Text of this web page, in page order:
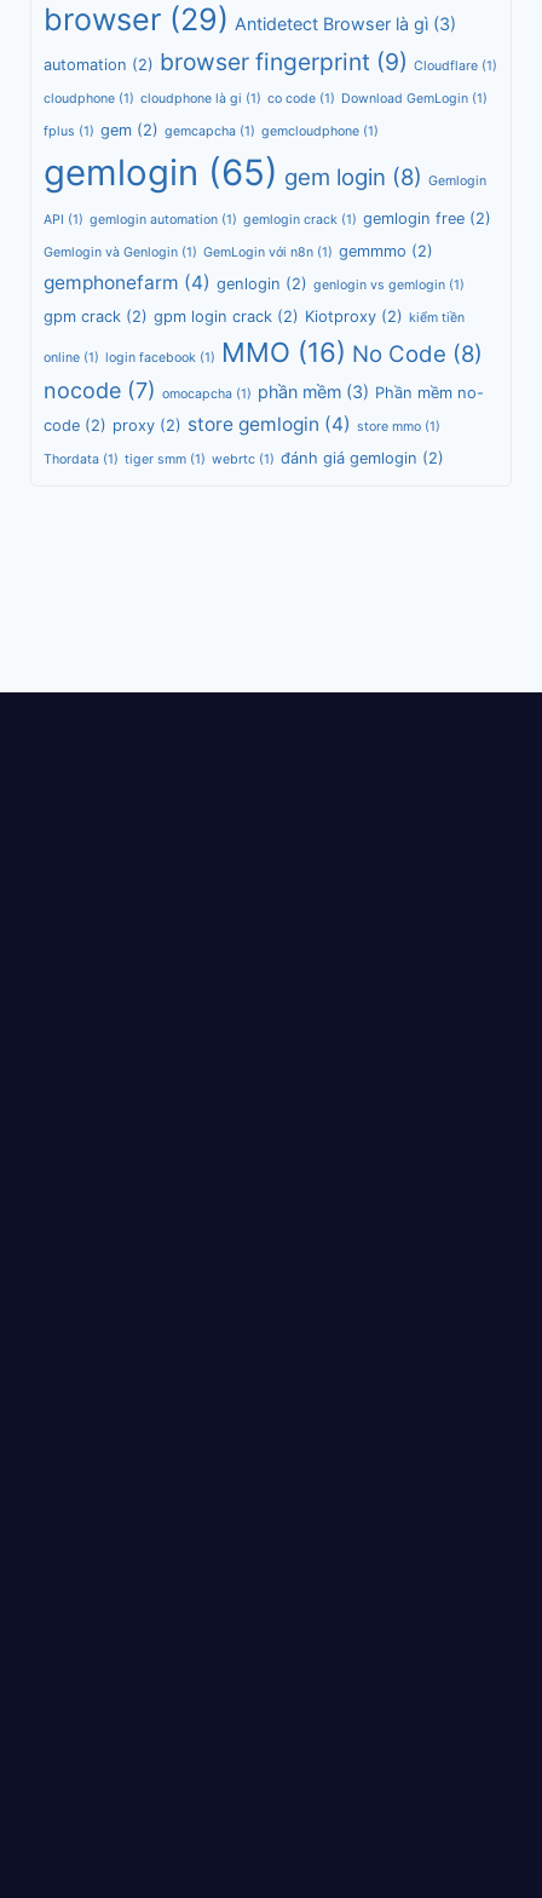
browser (29) Antidetect Browser là gì (3)
automation (2) browser fingerprint (9) Cloudflare (1)
cloudphone (1) cloudphone là gi (1) co code (1) Download GemLogin (1)
fplus (1) gem (2) gemcapcha (1) gemcloudphone (1)
gemlogin (65) gem login (8) Gemlogin
API (1) gemlogin automation (1) gemlogin crack (1) gemlogin free (2)
Gemlogin và Genlogin (1) GemLogin với n8n (1) gemmmo (2)
gemphonefarm (4) genlogin (2) genlogin vs gemlogin (1)
gpm crack (2) gpm login crack (2) Kiotproxy (2) kiểm tiền
online (1) login facebook (1) MMO (16) No Code (8)
nocode (7) omocapcha (1) phần mềm (3) Phần mềm no-
code (2) proxy (2) store gemlogin (4) store mmo (1)
Thordata (1) tiger smm (1) webrtc (1) đánh giá gemlogin (2)